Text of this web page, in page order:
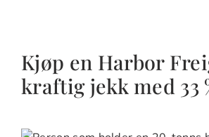
Kjøp en Harbor
kraftig jekk med 33